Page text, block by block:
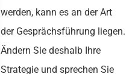
werden, kann es an der Art
der Gesprächsführung liegen.
Ändern Sie deshalb Ihre
Strategie und sprechen Sie